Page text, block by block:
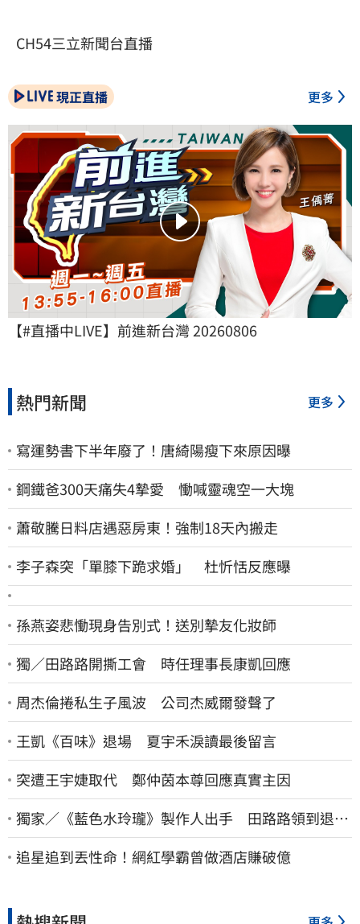
CH54三立新聞台直播
現正直播 更多
【#直播中LIVE】前進新台灣 20260806
熱門新聞 更多
寫運勢書下半年廢了！唐綺陽瘦下來原因曝
鋼鐵爸300天痛失4摯愛 慟喊靈魂空一大塊
蕭敬騰日料店遇惡房東！強制18天內搬走
李子森突「單膝下跪求婚」 杜忻恬反應曝
孫燕姿悲慟現身告別式！送別摯友化妝師
獨／田路路開撕工會 時任理事長康凱回應
周杰倫捲私生子風波 公司杰威爾發聲了
王凱《百味》退場 夏宇禾淚讀最後留言
突遭王宇婕取代 鄭仲茵本尊回應真實主因
獨家／《藍色水玲瓏》製作人出手 田路路領到退休
金！隱忍6年吐內幕
追星追到丟性命！網紅學霸曾做酒店賺破億